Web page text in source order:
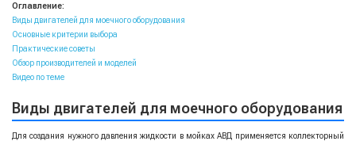
Оглавление:
Виды двигателей для моечного оборудования
Основные критерии выбора
Практические советы
Обзор производителей и моделей
Видео по теме
Виды двигателей для моечного оборудования
Для создания нужного давления жидкости в мойках АВД применяется коллекторный